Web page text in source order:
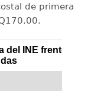
de primera
INE frente a